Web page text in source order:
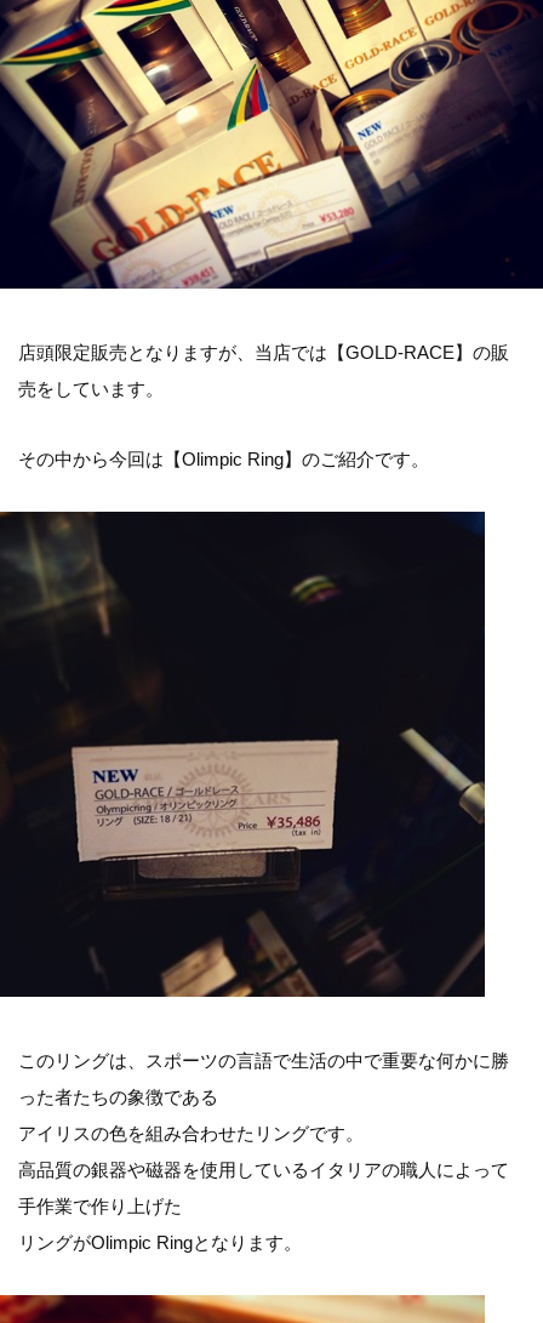
店頭限定販売となりますが、当店では【GOLD-RACE】の販
売をしています。
その中から今回は【Olimpic Ring】のご紹介です。
このリングは、スポーツの言語で生活の中で重要な何かに勝
った者たちの象徴である
アイリスの色を組み合わせたリングです。
高品質の銀器や磁器を使用しているイタリアの職人によって
手作業で作り上げた
リングがOlimpic Ringとなります。